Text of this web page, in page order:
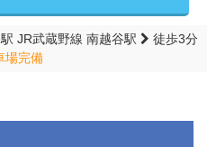
JR武蔵野線 南越谷駅
徒歩3分
場完備